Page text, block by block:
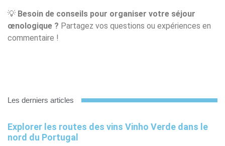
💡 Besoin de conseils pour organiser votre séjour
œnologique ? Partagez vos questions ou expériences en
commentaire !
Les derniers articles
Explorer les routes des vins Vinho Verde dans le
nord du Portugal